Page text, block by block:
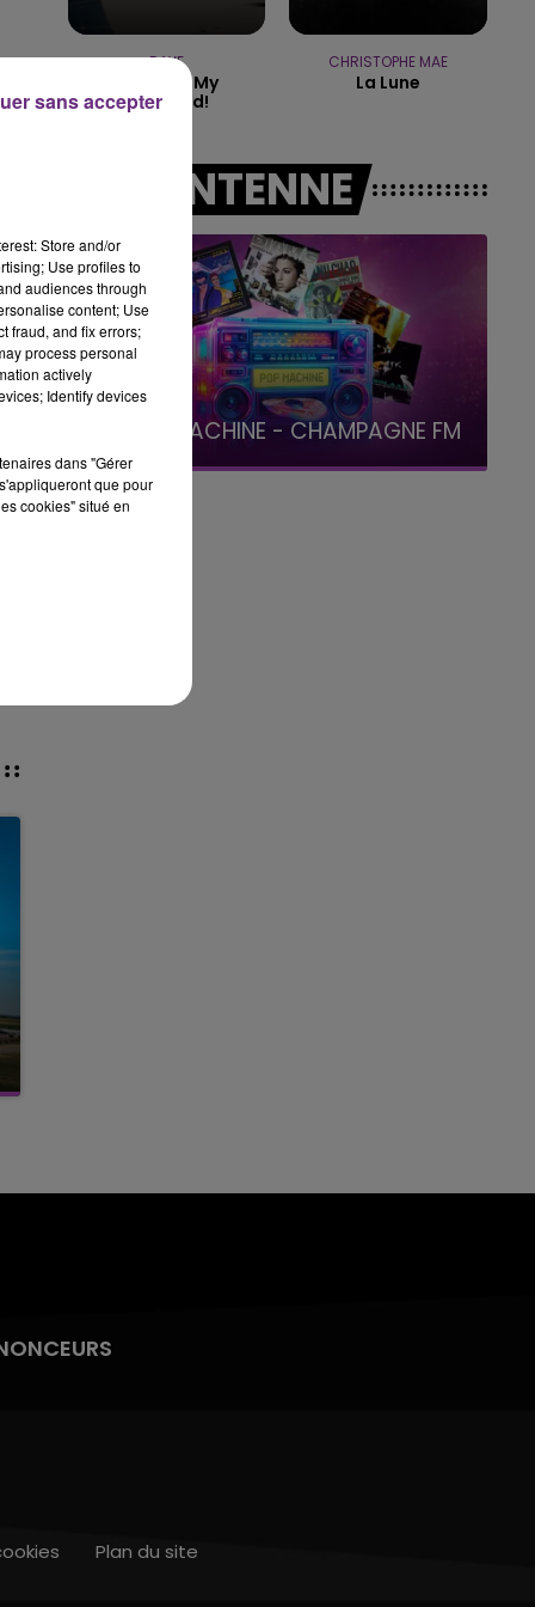
15h00 - 19h00
LE CLUB CHAMPAGNE FM
RAYE
Where Is My
Husband!
CHRISTOPHE MAE
La Lune
A L'ANTENNE
19h00 - 19h15
LA POP MACHINE - CHAMPAGNE FM
Plan du site
Store and/or
Use profiles to
audiences through
content; Use
fraud, and fix errors;
process personal
actively
Identify devices
dans "Gérer
que pour
cookies" situé en
sans accepter